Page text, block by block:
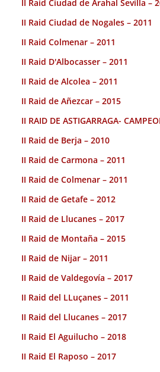
II Raid Ciudad de Arahal Sevilla –
II Raid Ciudad de Nogales – 2011
II Raid Colmenar – 2011
II Raid D'Albocasser – 2011
II Raid de Alcolea – 2011
II Raid de Añezcar – 2015
II RAID DE ASTIGARRAGA-
II Raid de Berja – 2010
II Raid de Carmona – 2011
II Raid de Colmenar – 2011
II Raid de Getafe – 2012
II Raid de Llucanes – 2017
II Raid de Montaña – 2015
II Raid de Nijar – 2011
II Raid de Valdegovía – 2017
II Raid del LLuçanes – 2011
II Raid del Llucanes – 2017
II Raid El Aguilucho – 2018
II Raid El Raposo – 2017